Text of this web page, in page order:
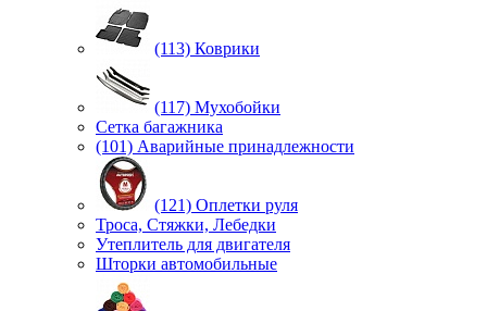
(113) Коврики
(117) Мухобойки
Сетка багажника
(101) Аварийные принадлежности
(121) Оплетки руля
Троса, Стяжки, Лебедки
Утеплитель для двигателя
Шторки автомобильные